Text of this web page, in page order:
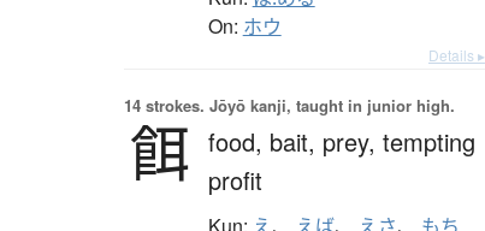
On: ホウ
Details ▸
14 strokes. Jōyō kanji, taught in junior high.
餌 food, bait, prey, tempting
profit